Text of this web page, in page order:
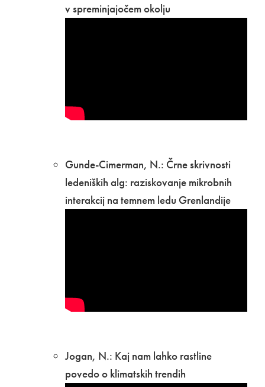
v spreminjajočem okolju
Gunde-Cimerman, N.: Črne skrivnosti
ledeniških alg: raziskovanje mikrobnih
interakcij na temnem ledu Grenlandije
​Jogan, N.: Kaj nam lahko rastline
povedo o klimatskih trendih